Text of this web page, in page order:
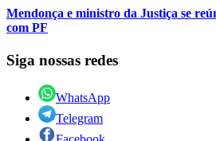
Mendonça e ministro da Justiça se
com PF
Siga nossas redes
WhatsApp
Telegram